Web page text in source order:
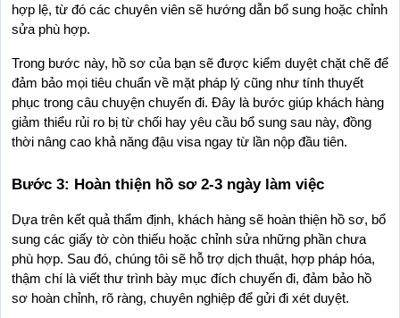
hợp lệ, từ đó các chuyên viên sẽ hướng dẫn bổ sung hoặc chỉnh
sửa phù hợp.
Trong bước này, hồ sơ của bạn sẽ được kiểm duyệt chặt chẽ để
đảm bảo mọi tiêu chuẩn về mặt pháp lý cũng như tính thuyết
phục trong câu chuyện chuyến đi. Đây là bước giúp khách hàng
giảm thiểu rủi ro bị từ chối hay yêu cầu bổ sung sau này, đồng
thời nâng cao khả năng đậu visa ngay từ lần nộp đầu tiên.
Bước 3: Hoàn thiện hồ sơ 2-3 ngày làm việc
Dựa trên kết quả thẩm định, khách hàng sẽ hoàn thiện hồ sơ, bổ
sung các giấy tờ còn thiếu hoặc chỉnh sửa những phần chưa
phù hợp. Sau đó, chúng tôi sẽ hỗ trợ dịch thuật, hợp pháp hóa,
thậm chí là viết thư trình bày mục đích chuyến đi, đảm bảo hồ
sơ hoàn chỉnh, rõ ràng, chuyên nghiệp để gửi đi xét duyệt.